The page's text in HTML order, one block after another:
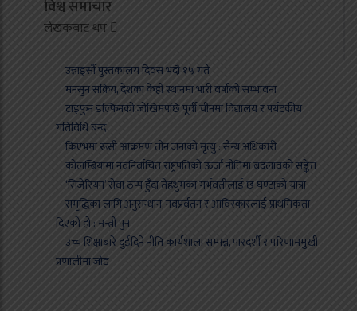
विश्व समाचार
लेखकबाट थप
उन्नाइसौँ पुस्तकालय दिवस भदौ १५ गते
मनसुन सक्रिय, देशका केही स्थानमा भारी वर्षाको सम्भावना
टाइफुन डल्फिनको जोखिमपछि पूर्वी चीनमा विद्यालय र पर्यटकीय
गतिविधि बन्द
किएभमा रूसी आक्रमण तीन जनाको मृत्यु : सैन्य अधिकारी
कोलम्बियामा नवनिर्वाचित राष्ट्रपतिको ऊर्जा नीतिमा बदलावको सङ्केत
‘सिजेरियन’ सेवा ठप्प हुँदा तेह्रथुमका गर्भवतीलाई छ घण्टाको यात्रा
समृद्धिका लागि अनुसन्धान, नवप्रर्वतन र आविस्कारलाई प्राथमिकता
दिएको हो : मन्त्री पुन
उच्च शिक्षाबारे दुईदिने नीति कार्यशाला सम्पन्न, पारदर्शी र परिणाममुखी
प्रणालीमा जोड